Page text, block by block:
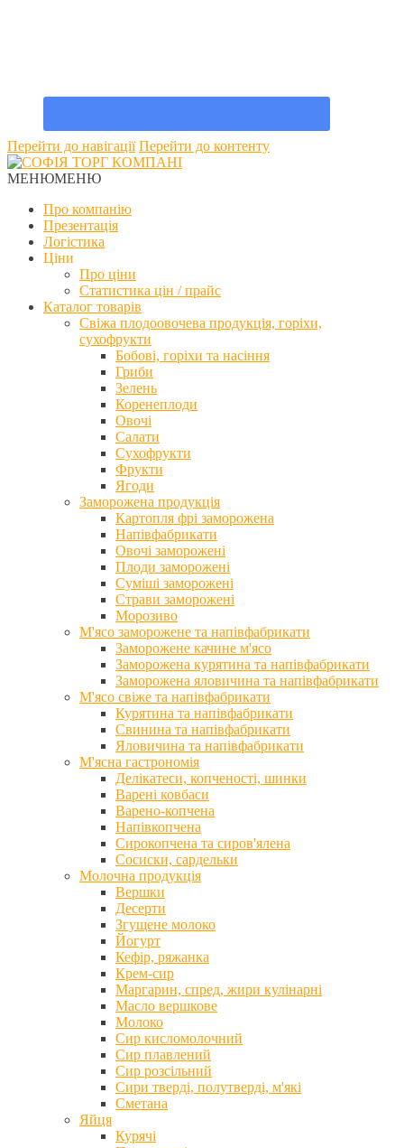
Перейти до навігації Перейти до контенту
МЕНЮМЕНЮ
Про компанію
Презентація
Логістика
Ціни
Про ціни
Статистика цін / прайс
Каталог товарів
Свіжа плодоовочева продукція, горіхи,
сухофрукти
Бобові, горіхи та насіння
Гриби
Зелень
Коренеплоди
Овочі
Салати
Сухофрукти
Фрукти
Ягоди
Заморожена продукція
Картопля фрі заморожена
Напівфабрикати
Овочі заморожені
Плоди заморожені
Суміші заморожені
Страви заморожені
Морозиво
М'ясо заморожене та напівфабрикати
Заморожене качине м'ясо
Заморожена курятина та напівфабрикати
Заморожена яловичина та напівфабрикати
М'ясо свіже та напівфабрикати
Курятина та напівфабрикати
Свинина та напівфабрикати
Яловичина та напівфабрикати
М'ясна гастрономія
Делікатеси, копченості, шинки
Варені ковбаси
Варено-копчена
Напівкопчена
Сирокопчена та сиров'ялена
Сосиски, сардельки
Молочна продукція
Вершки
Десерти
Згущене молоко
Йогурт
Кефір, ряжанка
Крем-сир
Маргарин, спред, жири кулінарні
Масло вершкове
Молоко
Сир кисломолочний
Сир плавлений
Сир розсільний
Сири тверді, полутверді, м'які
Сметана
Яйця
Курячі